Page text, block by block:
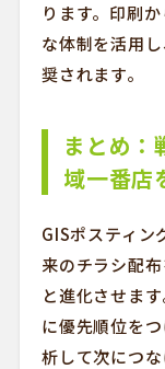
ります。印刷
な体制を活用
奨されます。
まとめ：
域一番店
GISポスティン
来のチラシ配
と進化させま
に優先順位を
析して次につ